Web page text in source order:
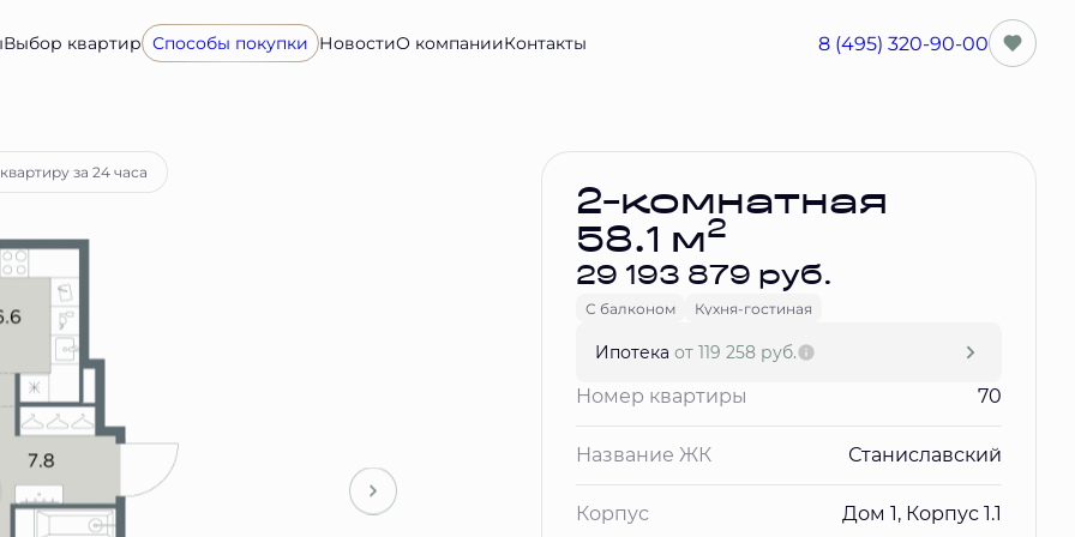
Выбор квартир Способы покупки НовостиО компанииКонтакты 8 (495) 320-90-00
от 119 258 руб. Забронировать
за 24 часа
2-комнатная
58.1 м2
29 193 879 руб.
С балконом Кухня-гостиная
Ипотека от 119 258 руб.
Номер квартиры 70
Название ЖК Станиславский
Корпус Дом 1, Корпус 1.1